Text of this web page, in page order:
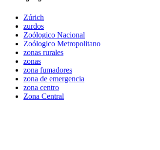
Zúrich
zurdos
Zoólogico Nacional
Zoólogico Metropolitano
zonas rurales
zonas
zona fumadores
zona de emergencia
zona centro
Zona Central